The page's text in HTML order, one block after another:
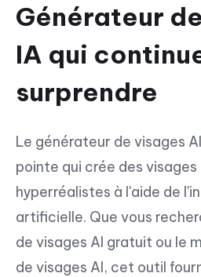
Générateur
IA qui
surprendre
Le générateur de visages
pointe qui crée des visages
hyperréalistes à l'aide de
artificielle. Que vous
de visages AI gratuit ou le
de visages AI, cet outil